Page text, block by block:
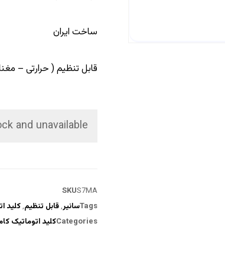
ساخت ایران
قابل تنظیم ( حرارتی –
and unavailable.
SKUS7MA
Tagsسانیر,قابل تنظیم,کلید
Categoriesکلید اتوماتیک